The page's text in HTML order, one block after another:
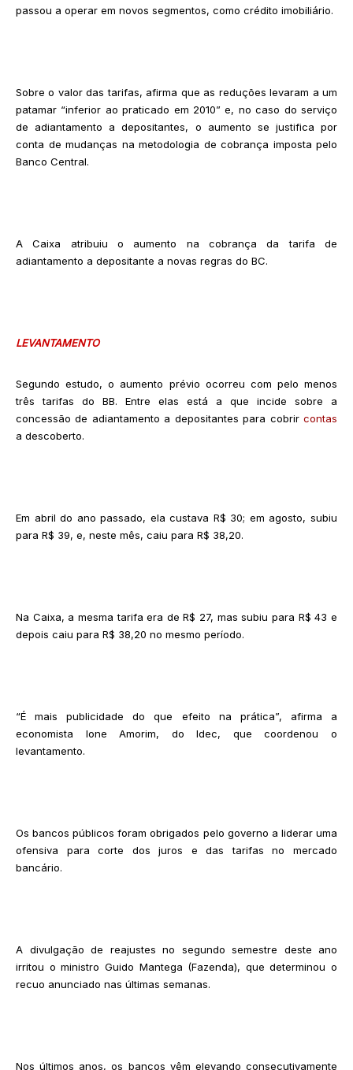
passou a operar em novos segmentos, como crédito imobiliário.
Sobre o valor das tarifas, afirma que as reduções levaram a um
patamar “inferior ao praticado em 2010” e, no caso do serviço
de adiantamento a depositantes, o aumento se justifica por
conta de mudanças na metodologia de cobrança imposta pelo
Banco Central.
A Caixa atribuiu o aumento na cobrança da tarifa de
adiantamento a depositante a novas regras do BC.
LEVANTAMENTO
Segundo estudo, o aumento prévio ocorreu com pelo menos
três tarifas do BB. Entre elas está a que incide sobre a
concessão de adiantamento a depositantes para cobrir contas
a descoberto.
Em abril do ano passado, ela custava R$ 30; em agosto, subiu
para R$ 39, e, neste mês, caiu para R$ 38,20.
Na Caixa, a mesma tarifa era de R$ 27, mas subiu para R$ 43 e
depois caiu para R$ 38,20 no mesmo período.
“É mais publicidade do que efeito na prática”, afirma a
economista Ione Amorim, do Idec, que coordenou o
levantamento.
Os bancos públicos foram obrigados pelo governo a liderar uma
ofensiva para corte dos juros e das tarifas no mercado
bancário.
A divulgação de reajustes no segundo semestre deste ano
irritou o ministro Guido Mantega (Fazenda), que determinou o
recuo anunciado nas últimas semanas.
Nos últimos anos, os bancos vêm elevando consecutivamente